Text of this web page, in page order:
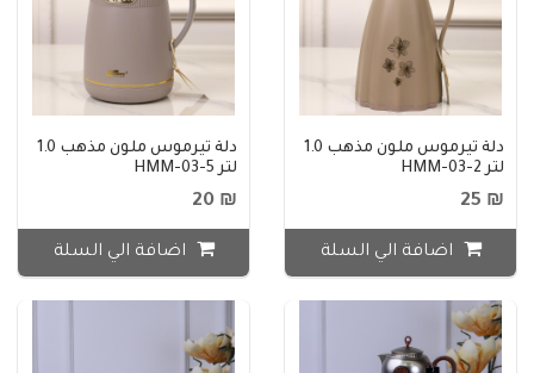
دلة تيرموس ملون مذهب 1.0
لتر HMM-03-2
₪ 25
اضافة الي السلة
دلة تيرموس ملون مذهب 1.0
لتر HMM-03-5
₪ 20
اضافة الي السلة